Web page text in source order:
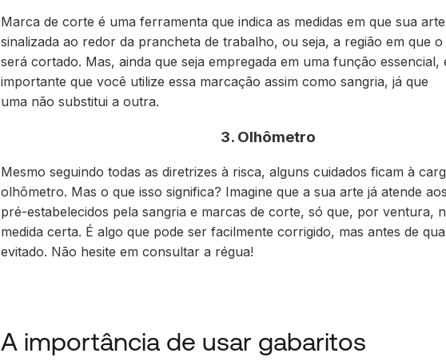
Marca de corte é uma ferramenta que indica as medidas em que sua
sinalizada ao redor da prancheta de trabalho, ou seja, a região em que
será cortado. Mas, ainda que seja empregada em uma função essencial,
importante que você utilize essa marcação assim como sangria, já que
uma não substitui a outra.
3. Olhômetro
Mesmo seguindo todas as diretrizes à risca, alguns cuidados ficam à
olhômetro. Mas o que isso significa? Imagine que a sua arte já atende
pré-estabelecidos pela sangria e marcas de corte, só que, por ventura,
medida certa. É algo que pode ser facilmente corrigido, mas antes de
evitado. Não hesite em consultar a régua!
A importância de usar gabaritos